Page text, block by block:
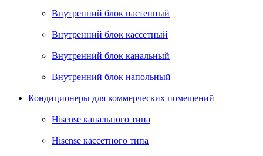
Внутренний блок настенный
Внутренний блок кассетный
Внутренний блок канальный
Внутренний блок напольный
Кондиционеры для коммерческих помещений
Hisense канального типа
Hisense кассетного типа